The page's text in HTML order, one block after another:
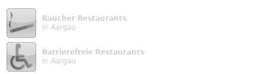
Raucher Restaurants
in Aargau
Barrierefreie Restaurants
in Aargau